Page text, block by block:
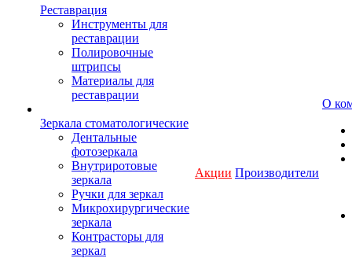
Реставрация
Инструменты для
реставрации
Полировочные
штрипсы
Материалы для
реставрации
Зеркала стоматологические
Дентальные
фотозеркала
Внутриротовые
зеркала
Ручки для зеркал
Микрохирургические
зеркала
Контрасторы для
зеркал
Акции Производители
О